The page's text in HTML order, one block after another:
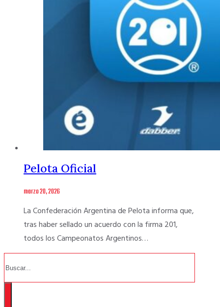
Pelota Oficial
marzo 20, 2026
La Confederación Argentina de Pelota informa que,
tras haber sellado un acuerdo con la firma 201,
todos los Campeonatos Argentinos…